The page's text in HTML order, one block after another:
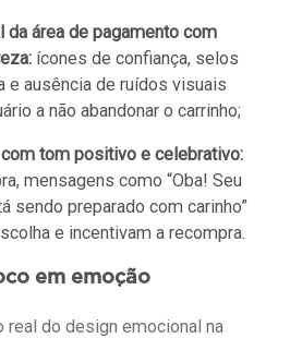
da área de pagamento com
ícones de confiança, selos
e ausência de ruídos visuais
a não abandonar o carrinho;
tom positivo e celebrativo:
mensagens como “Oba! Seu
sendo preparado com carinho”
e incentivam a recompra.
em emoção
real do design emocional na